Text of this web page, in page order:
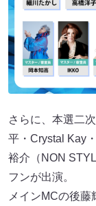
さらに、本選二
平・Crystal Kay
裕介（NON
フンが出演。
メインMCの後藤